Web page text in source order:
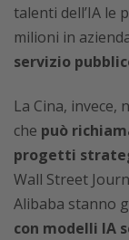
talenti dell’IA le
milioni in
servizio
La Cina,
che può
progetti
Wall Street
Alibaba stanno
con modelli IA